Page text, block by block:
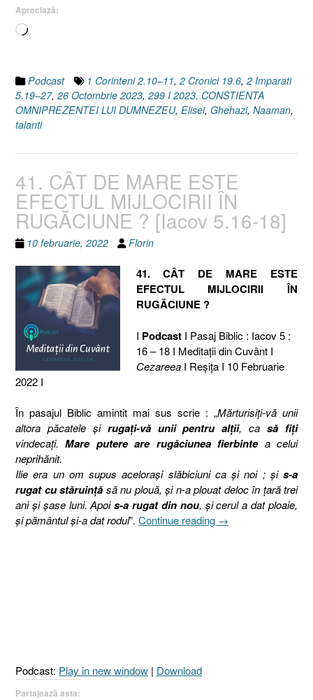
Apreciază:
Încarc...
Podcast 1 Corinteni 2.10–11, 2 Cronici 19.6, 2 Imparati
5.19–27, 26 Octombrie 2023, 299 I 2023. CONSTIENTA
OMNIPREZENTEI LUI DUMNEZEU, Elisei, Ghehazi, Naaman,
talanti
41. CÂT DE MARE ESTE
EFECTUL MIJLOCIRII ÎN
RUGĂCIUNE ? [Iacov 5.16-18]
10 februarie, 2022 Florin
41. CÂT DE MARE ESTE
EFECTUL MIJLOCIRII ÎN
RUGĂCIUNE ?
I PodcastI Pasaj Biblic : Iacov 5 :
16 – 18 I Meditaţii din Cuvânt I
CezareeaI Reşiţa I 10 Februarie
2022 I
În pasajul Biblic amintit mai sus scrie : „Mărturisiţi-vă unii
altora păcatele şi rugaţi-vă unii pentru alţii, casă fiţi
vindecaţi.Mare putere are rugăciunea fierbintea celui
neprihănit.
Ilie era un om supus aceloraşi slăbiciuni ca şi noi ; şi s-a
rugat cu stăruinţă să nu plouă, şi n-a plouat deloc în ţară trei
ani şi şase luni. Apois-a rugat din nou, şi cerul a dat ploaie,
şi pământul şi-a dat rodul”. Continue reading „41.
→
Podcast: Play in new window | Download
Partajează asta: